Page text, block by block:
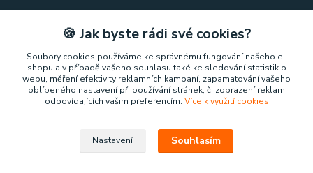
+420 777 852 326
(Po-Pá, 9-17 hod.)
home-comfort@home-comfort.cz
🍪 Jak byste rádi své cookies?
Soubory cookies používáme ke správnému fungování našeho e-
shopu a v případě vašeho souhlasu také ke sledování statistik o
webu, měření efektivity reklamních kampaní, zapamatování vašeho
oblíbeného nastavení při používání stránek, či zobrazení reklam
odpovídajících vašim preferencím. Více k využití cookies
Nastavení Souhlasím